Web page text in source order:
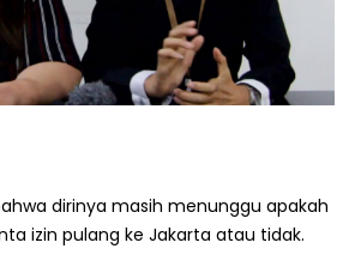
dirinya masih menunggu apakah
izin pulang ke Jakarta atau tidak.